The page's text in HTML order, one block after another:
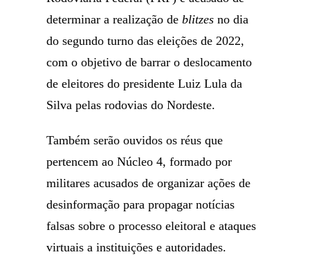
determinar a realização deblitzes no dia
do segundo turno das eleições de 2022,
com o objetivo de barrar o deslocamento
de eleitores do presidente Luiz Lula da
Silva pelas rodovias do Nordeste.
Também serão ouvidos os réus que
pertencem ao Núcleo 4, formado por
militares acusados de organizar ações de
desinformação para propagar notícias
falsas sobre o processo eleitoral e ataques
virtuais a instituições e autoridades.